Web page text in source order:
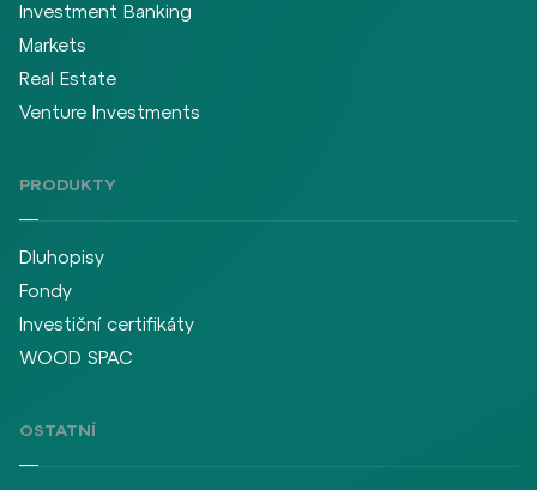
Investment Banking
Markets
Real Estate
Venture Investments
PRODUKTY
Dluhopisy
Fondy
Investiční certifikáty
WOOD SPAC
OSTATNÍ